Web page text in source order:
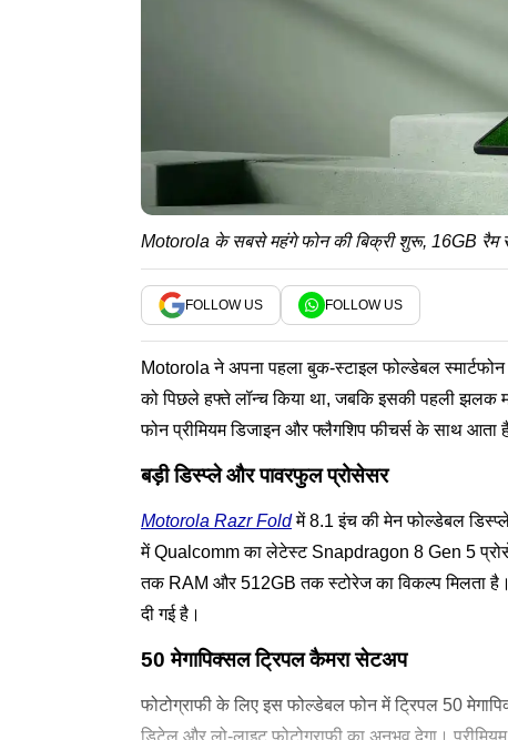
Motorola के सबसे महंगे फोन की बिक्री शुरू, 16GB रैम
FOLLOW US FOLLOW US
Motorola ने अपना पहला बुक-स्टाइल फोल्डेबल
को पिछले हफ्ते लॉन्च किया था, जबकि इसकी पहली
फोन प्रीमियम डिजाइन और फ्लैगशिप फीचर्स के साथ आता
बड़ी डिस्प्ले और पावरफुल प्रोसेसर
Motorola Razr Foldमें 8.1 इंच की मेन फोल्डेबल
में Qualcomm का लेटेस्ट Snapdragon 8 Gen 5
तक RAM और 512GB तक स्टोरेज का विकल्प मिलता
दी गई है।
50 मेगापिक्सल ट्रिपल कैमरा सेटअप
फोटोग्राफी के लिए इस फोल्डेबल फोन में ट्रिपल 50